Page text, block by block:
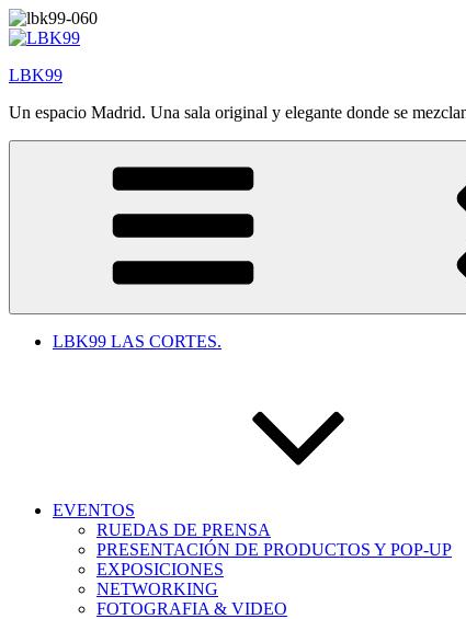
Saltar
al
LBK99
Un espacio Madrid. Una sala original y elegante donde se
LBK99 LAS CORTES.
EVENTOS
RUEDAS DE PRENSA
PRESENTACIÓN DE PRODUCTOS Y POP-UP
EXPOSICIONES
NETWORKING
FOTOGRAFIA & VIDEO